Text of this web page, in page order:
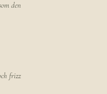
den
frizz